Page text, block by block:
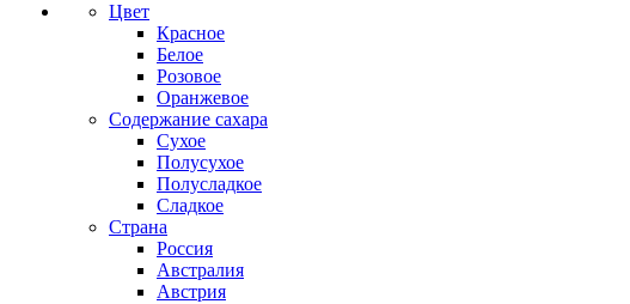
Цвет
Красное
Белое
Розовое
Оранжевое
Содержание сахара
Сухое
Полусухое
Полусладкое
Сладкое
Страна
Россия
Австралия
Австрия